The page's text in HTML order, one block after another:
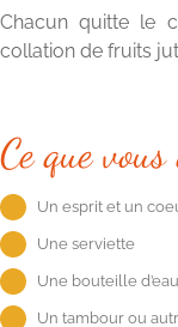
Chacun quitte le
collation de fruits
Ce que
Un esprit et un
Une serviette
Une bouteille d’eau
Un tambour ou